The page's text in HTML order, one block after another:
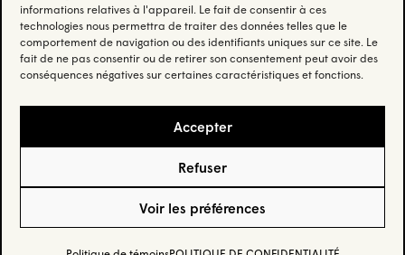
informations relatives à l'appareil. Le fait de consentir à ces
technologies nous permettra de traiter des données telles que le
comportement de navigation ou des identifiants uniques sur ce site. Le
fait de ne pas consentir ou de retirer son consentement peut avoir des
conséquences négatives sur certaines caractéristiques et fonctions.
Accepter
Refuser
Voir les préférences
Restez à jour et recevez nos données et nos insights les
plus récents.
(Nécessaire)
Confidentialité– © Habo Studio Inc. 2025 –
5605 Av. de Gaspé suite 205, Montréal, QC H2T 2A4